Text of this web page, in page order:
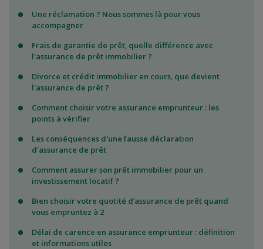
Une réclamation ? Nous sommes là pour vous
accompagner
Frais de garantie de prêt, quelle différence avec
l'assurance de prêt immobilier ?
Divorce et crédit immobilier en cours, que devient
l'assurance de prêt ?
Comment choisir votre assurance emprunteur : les
points à vérifier
Les conséquences d'une fausse déclaration
d'assurance de prêt
Comment assurer son prêt immobilier pour un
investissement locatif ?
Bien choisir votre quotité d’assurance de prêt quand
vous empruntez à 2
Délai de carence en assurance emprunteur : définition
et informations utiles